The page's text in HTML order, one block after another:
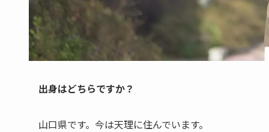
出身はどちらですか？
山口県です。今は天理に住んでいます。